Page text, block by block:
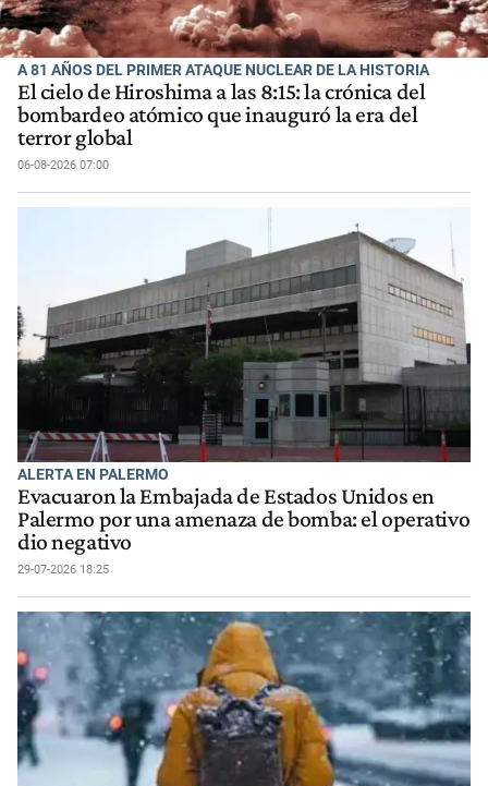
A 81 AÑOS DEL PRIMER ATAQUE NUCLEAR DE LA HISTORIA
El cielo de Hiroshima a las 8:15: la crónica del
bombardeo atómico que inauguró la era del
terror global
06-08-2026 07:00
ALERTA EN PALERMO
Evacuaron la Embajada de Estados Unidos en
Palermo por una amenaza de bomba: el operativo
dio negativo
29-07-2026 18:25